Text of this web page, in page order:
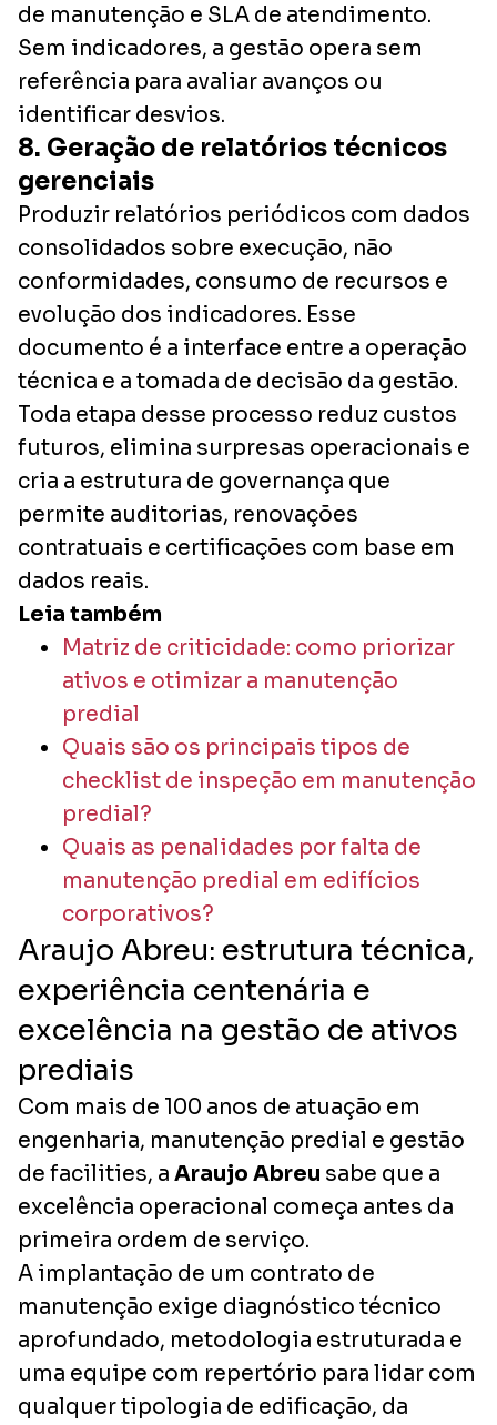
de manutenção e SLA de atendimento.
Sem indicadores, a gestão opera sem
referência para avaliar avanços ou
identificar desvios.
8. Geração de relatórios técnicos
gerenciais
Produzir relatórios periódicos com dados
consolidados sobre execução, não
conformidades, consumo de recursos e
evolução dos indicadores. Esse
documento é a interface entre a operação
técnica e a tomada de decisão da gestão.
Toda etapa desse processo reduz custos
futuros, elimina surpresas operacionais e
cria a estrutura de governança que
permite auditorias, renovações
contratuais e certificações com base em
dados reais.
Leia também
Matriz de criticidade: como priorizar
ativos e otimizar a manutenção
predial
Quais são os principais tipos de
checklist de inspeção em manutenção
predial?
Quais as penalidades por falta de
manutenção predial em edifícios
corporativos?
Araujo Abreu: estrutura técnica,
experiência centenária e
excelência na gestão de ativos
prediais
Com mais de 100 anos de atuação em
engenharia, manutenção predial e gestão
de facilities, a Araujo Abreu sabe que a
excelência operacional começa antes da
primeira ordem de serviço.
A implantação de um contrato de
manutenção exige diagnóstico técnico
aprofundado, metodologia estruturada e
uma equipe com repertório para lidar com
qualquer tipologia de edificação, da